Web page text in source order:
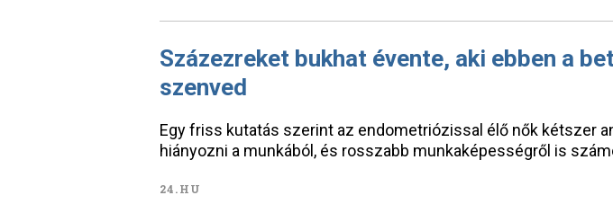
Százezreket bukhat évente, aki ebben a
szenved
Egy friss kutatás szerint az endometriózissal élő nők kétszer
hiányozni a munkából, és rosszabb munkaképességről is
24.HU